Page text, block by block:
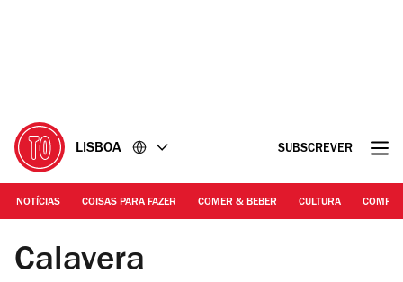
LISBOA SUBSCREVER
NOTÍCIAS COISAS PARA FAZER COMER & BEBER CULTURA
©Duarte Drago | Cavalera
Calavera